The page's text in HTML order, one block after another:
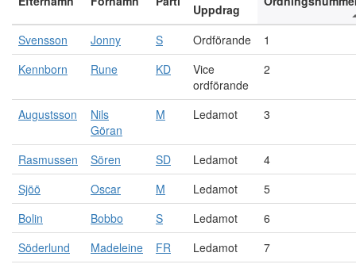
Uppdrag
Svensson Jonny S Ordförande
1
Kennborn
Rune KD
Vice
ordförande
2
Augustsson
Nils
Göran
M Ledamot 3
Rasmussen Sören SD Ledamot
4
Sjöö
Oscar M Ledamot
5
Bolin
Bobbo S Ledamot
6
Söderlund
Madeleine FR Ledamot
7